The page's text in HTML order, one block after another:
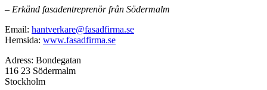
– Erkänd fasadentreprenör från Södermalm
Email: hantverkare@fasadfirma.se
Hemsida: www.fasadfirma.se
Adress: Bondegatan
116 23 Södermalm
Stockholm